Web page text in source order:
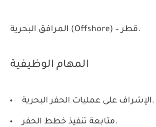
المرافق البحرية (Offshore) – قطر.
المهام الوظيفية
الإشراف على عمليات الحفر البحرية.
متابعة تنفيذ خطط الحفر.